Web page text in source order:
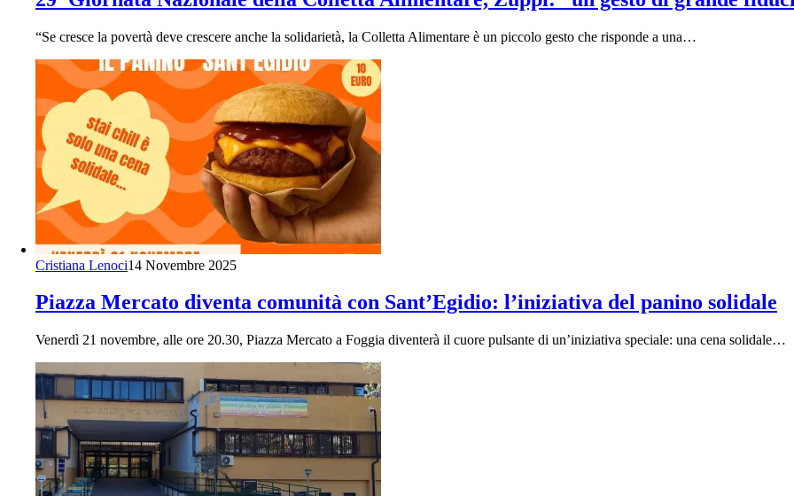
“Se cresce la povertà deve crescere anche la solidarietà, la Colletta Alimentare è un piccolo gesto che risponde a una…
Cristiana Lenoci14 Novembre 2025
Piazza Mercato diventa comunità con Sant’Egidio: l’iniziativa del panino solidale
Venerdì 21 novembre, alle ore 20.30, Piazza Mercato a Foggia diventerà il cuore pulsante di un’iniziativa speciale: una cena solidale…